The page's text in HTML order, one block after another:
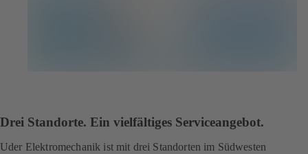
Drei Standorte. Ein vielfältiges Serviceangebot.
Uder Elektromechanik ist mit drei Standorten im Südwesten